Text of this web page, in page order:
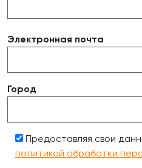
Электронная почта
Город
Предоставляя свои
политикой обработки